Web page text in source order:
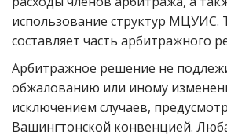
использование структур МЦУИС.
составляет часть арбитражного
Арбитражное решение не
обжалованию или иному
исключением случаев,
Вашингтонской конвенцией.